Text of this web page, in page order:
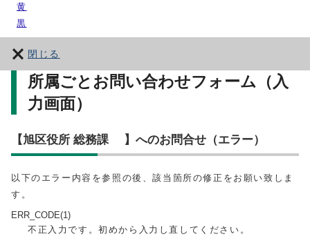
黄
黒
閉じる
所属ごとお問い合わせフォーム（入
力画面）
【旭区役所 総務課 】へのお問合せ（エラー）
以下のエラー内容を参照の後、該当箇所の修正をお願い致しま
す。
ERR_CODE(1)
不正入力です。初めから入力し直してください。